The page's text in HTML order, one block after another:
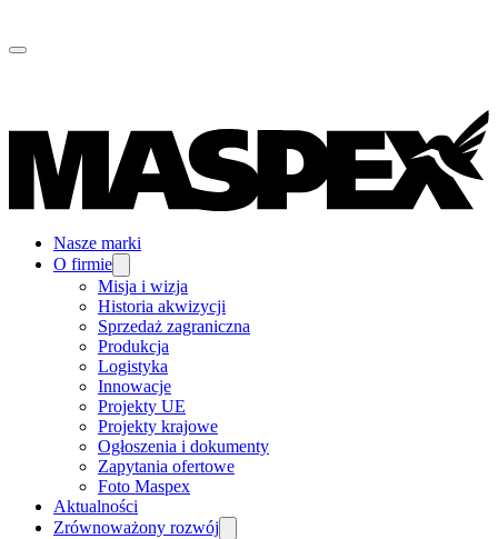
Nasze marki
O firmie
Misja i wizja
Historia akwizycji
Sprzedaż zagraniczna
Produkcja
Logistyka
Innowacje
Projekty UE
Projekty krajowe
Ogłoszenia i dokumenty
Zapytania ofertowe
Foto Maspex
Aktualności
Zrównoważony rozwój